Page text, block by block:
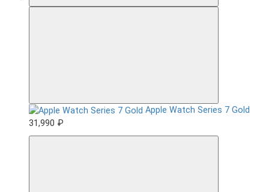
Apple Watch Series 7 Gold
31,990 ₽